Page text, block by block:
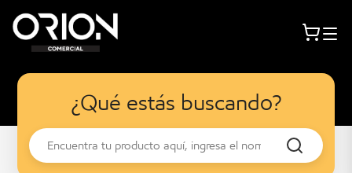
¿Qué estás buscando?